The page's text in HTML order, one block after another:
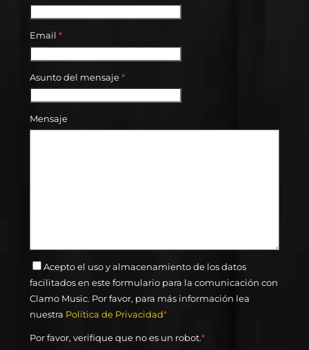
Email *
Asunto del mensaje*
Mensaje
Acepto el uso y almacenamiento de los datos
facilitados en este formulario para la comunicación con
Clamo Music. Por favor, para más información lea
nuestra Política de Privacidad*
Por favor, verifique que no es un robot.*